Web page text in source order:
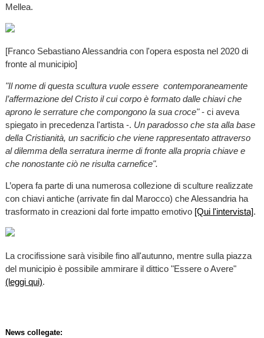
Mellea.
[Franco Sebastiano Alessandria con l'opera esposta nel 2020 di
fronte al municipio]
"Il nome di questa scultura vuole essere contemporaneamente
l’affermazione del Cristo il cui corpo è formato dalle chiavi che
aprono le serrature che compongono la sua croce"- ci aveva
spiegato in precedenza l'artista -. Un paradosso che sta alla base
della Cristianità, un sacrificio che viene rappresentato attraverso
al dilemma della serratura inerme di fronte alla propria chiave e
che nonostante ciò ne risulta carnefice".
L’opera fa parte di una numerosa collezione di sculture realizzate
con chiavi antiche (arrivate fin dal Marocco) che Alessandria ha
trasformato in creazioni dal forte impatto emotivo [Qui l'intervista].
La crocifissione sarà visibile fino all'autunno, mentre sulla piazza
del municipio è possibile ammirare il dittico "Essere o Avere"
(leggi qui).
News collegate: